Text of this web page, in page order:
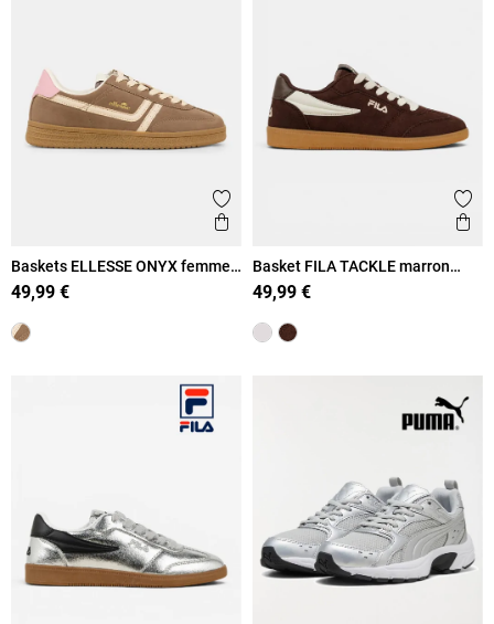
Ajouter aux favoris
Aperçu rapide
Baskets ELLESSE ONYX femme
(36-41)
49,99 €
Basket FILA TACKLE marron
femme (36-41)
49,99 €